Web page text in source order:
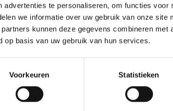
advertenties te personaliseren, om functies voor
we informatie over uw gebruik van onze site
kunnen deze gegevens combineren met
op basis van uw gebruik van hun services.
Voorkeuren Statistieken
leveren van
Vlotte service
Dankzij onze